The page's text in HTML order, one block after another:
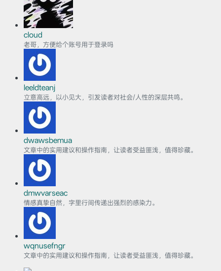
cloud
老哥，方便给个账号用于登录吗
leeldteanj
立意高远，以小见大，引发读者对社会/人性的深层共鸣。
dwawsbemua
文章中的实用建议和操作指南，让读者受益匪浅，值得珍藏。
dmwvarseac
情感真挚自然，字里行间传递出强烈的感染力。
wqnusefngr
文章中的实用建议和操作指南，让读者受益匪浅，值得珍藏。